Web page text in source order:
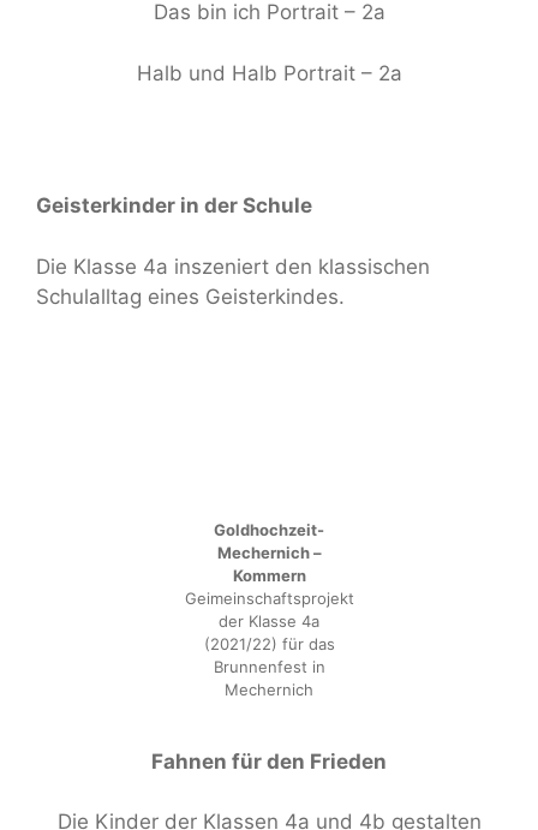
Das bin ich Portrait – 2a
Halb und Halb Portrait – 2a
Geisterkinder in der Schule
Die Klasse 4a inszeniert den klassischen
Schulalltag eines Geisterkindes.
Goldhochzeit-
Mechernich –
Kommern
Geimeinschaftsprojekt
der Klasse 4a
(2021/22) für das
Brunnenfest in
Mechernich
Fahnen für den Frieden
Die Kinder der Klassen 4a und 4b gestalten